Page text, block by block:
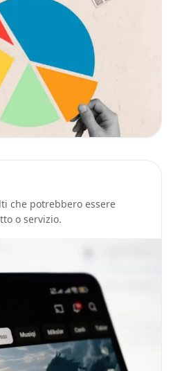
che potrebbero essere
o servizio.